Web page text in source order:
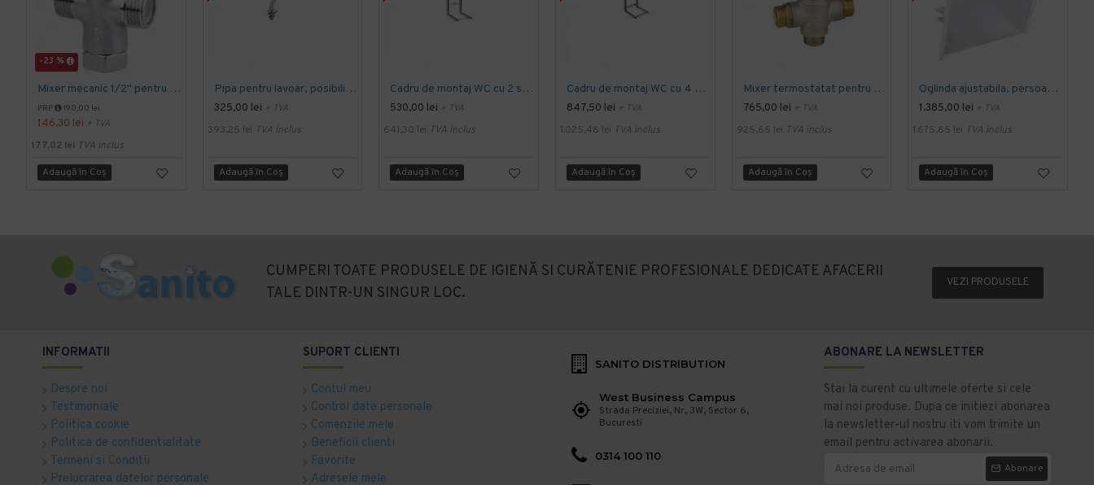
-23 %
Mixer mecanic 1/2'' pentru amestec apa calda - rece, Idral
PRP 190,00 lei
146,30 lei + TVA
177,02 lei TVA inclus
Adaugă în Coş
Pipa pentru lavoar, posibilitate de rotire, lungime pipa 150 mm, montaj pe lavoar, Idral
325,00 lei + TVA
393,25 lei TVA inclus
Adaugă în Coş
Cadru de montaj WC cu 2 suruburi de fixare, Idral
530,00 lei + TVA
641,30 lei TVA inclus
Adaugă în Coş
Cadru de montaj WC cu 4 suruburi de fixare, Idral
847,50 lei + TVA
1.025,48 lei TVA inclus
Adaugă în Coş
Mixer termostatat pentru apa, mixare apa rece si calda, Idral
765,00 lei + TVA
925,65 lei TVA inclus
Adaugă în Coş
Oglinda ajustabila, persoane cu dizabilitati locomotorii, montare pe perete, 740 x 720 mm, Idral
1.385,00 lei + TVA
1.675,85 lei TVA inclus
Adaugă în Coş
CUMPERI TOATE PRODUSELE DE IGIENĂ SI CURĂTENIE PROFESIONALE DEDICATE AFACERII
TALE DINTR-UN SINGUR LOC.
VEZI PRODUSELE
INFORMATII
Despre noi
Testimoniale
Politica cookie
Politica de confidentialitate
Termeni si Conditii
Prelucrarea datelor personale
SUPORT CLIENTI
Contul meu
Control date personale
Comenzile mele
Beneficii clienti
Favorite
Adresele mele
SANITO DISTRIBUTION
West Business Campus
Strada Preciziei, Nr, 3W, Sector 6,
Bucuresti
0314 100 110
ABONARE LA NEWSLETTER
Stai la curent cu ultimele oferte si cele
mai noi produse. Dupa ce initiezi abonarea
la newsletter-ul nostru iti vom trimite un
email pentru activarea abonarii.
Abonare